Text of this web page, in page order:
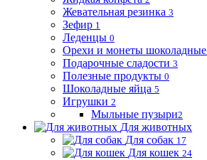
Жевательная резинка 3
Зефир 1
Леденцы 0
Орехи и монеты шоколадные
Подарочные сладости 3
Полезные продукты 0
Шоколадные яйца 5
Игрушки 2
Мыльные пузыри2
Для животных
Для собак 17
Для кошек 24